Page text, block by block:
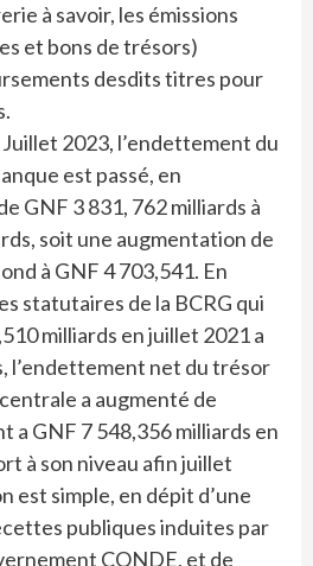
à savoir, les émissions
et bons de trésors)
desdits titres pour
2023, l’endettement du
est passé, en
GNF 3 831, 762 milliards à
soit une augmentation de
à GNF 4 703,541. En
statutaires de la BCRG qui
milliards en juillet 2021 a
l’endettement net du trésor
a augmenté de
a GNF 7 548,356 milliards en
à son niveau afin juillet
est simple, en dépit d’une
publiques induites par
CONDE, et de